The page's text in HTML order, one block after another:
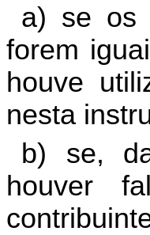
a) se os
forem
houve
nesta
b) se,
houver